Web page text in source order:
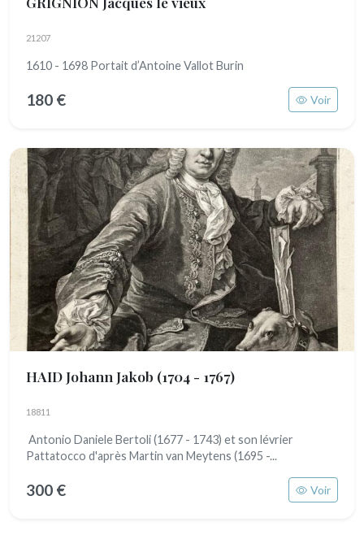
21207
1610 - 1698 Portait d’Antoine Vallot Burin
180 € Voir
HAID Johann Jakob (1704 - 1767)
18811
Antonio Daniele Bertoli (1677 - 1743) et son lévrier
Pattatocco d'après Martin van Meytens (1695 -...
300 € Voir